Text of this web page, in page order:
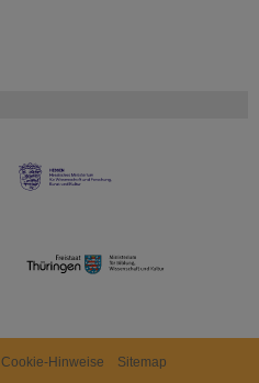
Cookie-Hinweise
Sitemap